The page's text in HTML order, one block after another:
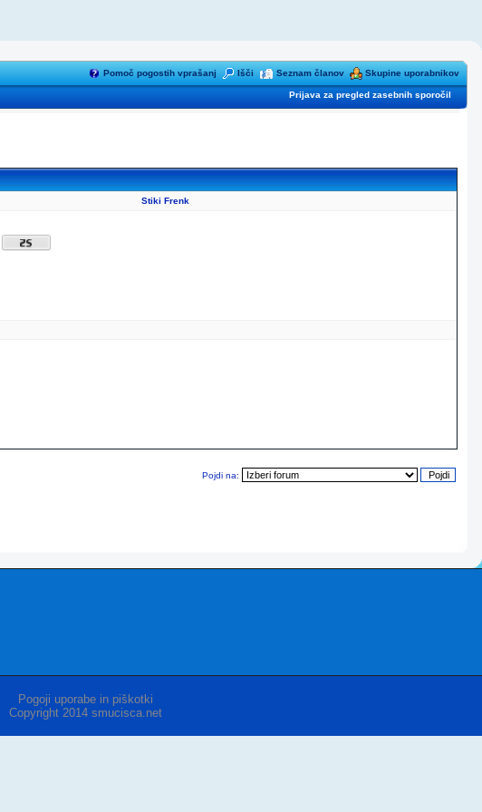
Pomoč pogostih vprašanj Išči Seznam članov Skupine uporabnikov
Prijava za pregled zasebnih sporočil
Stiki Frenk
Pojdi na:
Pogoji uporabe in piškotki
Copyright 2014 smucisca.net